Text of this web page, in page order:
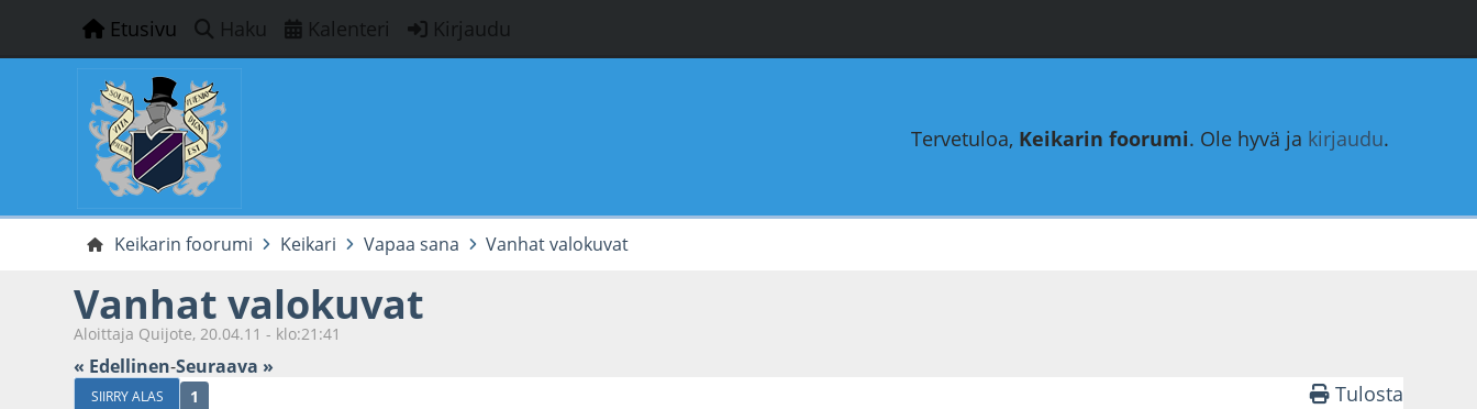
Etusivu Haku Kalenteri Kirjaudu
Tervetuloa, Keikarin foorumi. Ole hyvä ja kirjaudu.
Keikarin foorumi Keikari Vapaa sana Vanhat valokuvat
Vanhat valokuvat
Aloittaja Quijote, 20.04.11 - klo:21:41
« Edellinen-Seuraava »
SIIRRY ALAS 1 Tulosta